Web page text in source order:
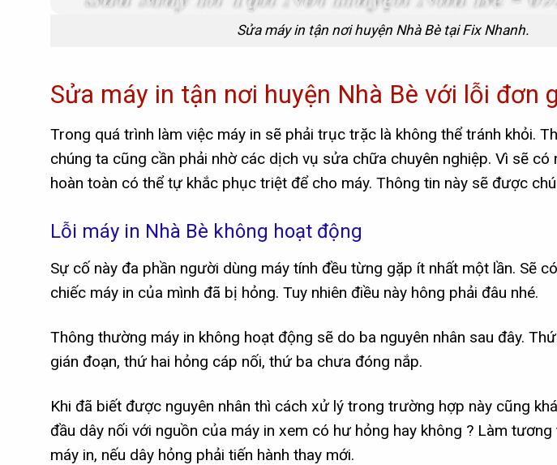
Sửa máy in tận nơi huyện Nhà Bè tại Fix Nhanh.
Sửa máy in tận nơi huyện Nhà Bè với lỗi đơn
Trong quá trình làm việc máy in sẽ phải trục trặc là không thể tránh khỏi.
chúng ta cũng cần phải nhờ các dịch vụ sửa chữa chuyên nghiệp. Vì sẽ có
hoàn toàn có thể tự khắc phục triệt để cho máy. Thông tin này sẽ được
Lỗi máy in Nhà Bè không hoạt động
Sự cố này đa phần người dùng máy tính đều từng gặp ít nhất một lần. Sẽ
chiếc máy in của mình đã bị hỏng. Tuy nhiên điều này hông phải đâu nhé.
Thông thường máy in không hoạt động sẽ do ba nguyên nhân sau đây.
gián đoạn, thứ hai hỏng cáp nối, thứ ba chưa đóng nắp.
Khi đã biết được nguyên nhân thì cách xử lý trong trường hợp này cũng
đầu dây nối với nguồn của máy in xem có hư hỏng hay không ? Làm
máy in, nếu dây hỏng phải tiến hành thay mới.